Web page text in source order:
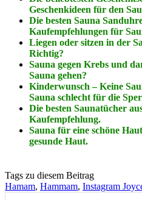
Geschenkideen für den
Die besten Sauna
Kaufempfehlungen für
Liegen oder sitzen in der
Richtig?
Sauna gegen Krebs und
Sauna gehen?
Kinderwunsch – Keine
Sauna schlecht für die
Die besten Saunatücher
Kaufempfehlung.
Sauna für eine schöne
gesunde Haut.
Tags zu diesem Beitrag
Hamam, Hammam, Instagram